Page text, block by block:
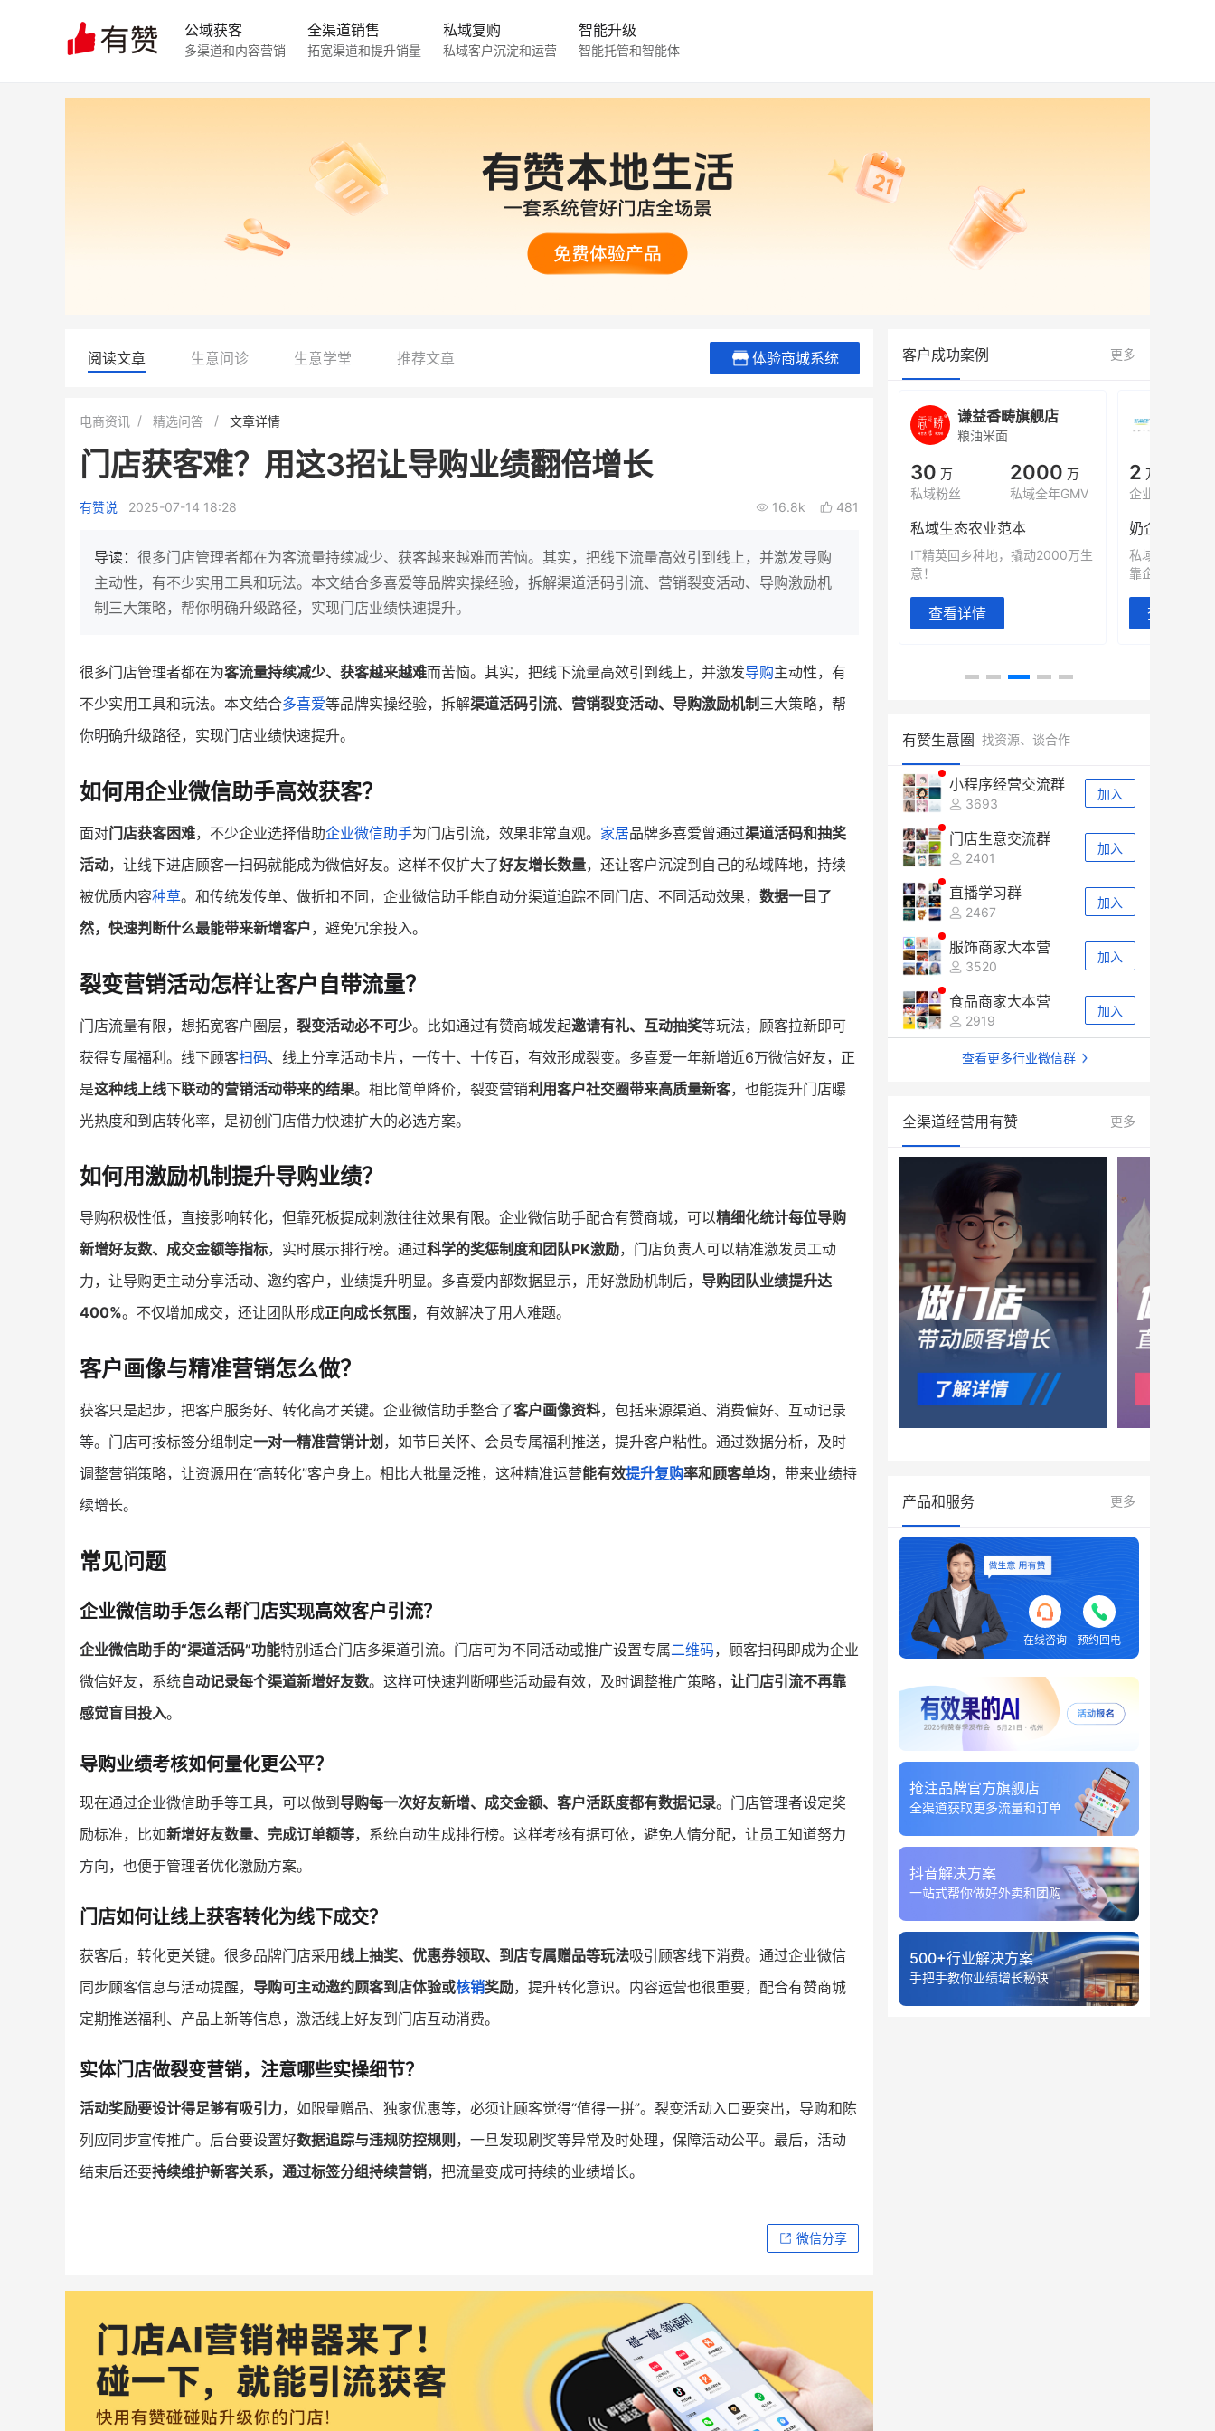
公域获客
多渠道和内容营销
全渠道销售
拓宽渠道和提升销量
私域复购
私域客户沉淀和运营
智能升级
智能托管和智能体
阅读文章 生意问诊 生意学堂 推荐文章 体验商城系统
电商资讯 精选问答 文章详情
门店获客难？用这3招让导购业绩翻倍增长
有赞说 2025-07-14 18:28 16.8k 481
导读： 很多门店管理者都在为客流量持续减少、获客越来越难而苦恼。其实，把线下流量高效引到线上，并激发导购
主动性，有不少实用工具和玩法。本文结合多喜爱等品牌实操经验，拆解渠道活码引流、营销裂变活动、导购激励机
制三大策略，帮你明确升级路径，实现门店业绩快速提升。
很多门店管理者都在为客流量持续减少、获客越来越难而苦恼。其实，把线下流量高效引到线上，并激发导购主动性，有
不少实用工具和玩法。本文结合多喜爱等品牌实操经验，拆解渠道活码引流、营销裂变活动、导购激励机制 三大策略，帮
你明确升级路径，实现门店业绩快速提升。
如何用企业微信助手高效获客？
面对门店获客困难，不少企业选择借助企业微信助手为门店引流，效果非常直观。 家居品牌多喜爱曾通过渠道活码和抽奖
活动，让线下进店顾客一扫码就能成为微信好友。这样不仅扩大了好友增长数量，还让客户沉淀到自己的私域阵地，持续
被优质内容种草。和传统发传单、做折扣不同，企业微信助手能自动分渠道追踪不同门店、不同活动效果， 数据一目了
然，快速判断什么最能带来新增客户，避免冗余投入。
裂变营销活动怎样让客户自带流量？
门店流量有限，想拓宽客户圈层， 裂变活动必不可少。比如通过有赞商城发起邀请有礼、互动抽奖等玩法，顾客拉新即可
获得专属福利。线下顾客扫码、线上分享活动卡片，一传十、十传百，有效形成裂变。多喜爱一年新增近6万微信好友，正
是这种线上线下联动的营销活动带来的结果。相比简单降价，裂变营销利用客户社交圈带来高质量新客，也能提升门店曝
光热度和到店转化率，是初创门店借力快速扩大的必选方案。
如何用激励机制提升导购业绩？
导购积极性低，直接影响转化，但靠死板提成刺激往往效果有限。企业微信助手配合有赞商城，可以精细化统计每位导购
新增好友数、成交金额等指标，实时展示排行榜。通过科学的奖惩制度和团队PK激励，门店负责人可以精准激发员工动
力，让导购更主动分享活动、邀约客户，业绩提升明显。多喜爱内部数据显示，用好激励机制后， 导购团队业绩提升达
400%。不仅增加成交，还让团队形成正向成长氛围 ，有效解决了用人难题。
客户画像与精准营销怎么做？
获客只是起步，把客户服务好、转化高才关键。企业微信助手整合了客户画像资料，包括来源渠道、消费偏好、互动记录
等。门店可按标签分组制定一对一精准营销计划 ，如节日关怀、会员专属福利推送，提升客户粘性。通过数据分析，及时
调整营销策略，让资源用在“高转化”客户身上。相比大批量泛推，这种精准运营能有效提升复购率和顾客单均，带来业绩持
续增长。
常见问题
企业微信助手怎么帮门店实现高效客户引流？
企业微信助手的“渠道活码”功能特别适合门店多渠道引流。门店可为不同活动或推广设置专属二维码，顾客扫码即成为企业
微信好友，系统自动记录每个渠道新增好友数。这样可快速判断哪些活动最有效，及时调整推广策略， 让门店引流不再靠
感觉盲目投入。
导购业绩考核如何量化更公平？
现在通过企业微信助手等工具，可以做到导购每一次好友新增、成交金额、客户活跃度都有数据记录。门店管理者设定奖
励标准，比如新增好友数量、完成订单额等，系统自动生成排行榜。这样考核有据可依，避免人情分配，让员工知道努力
方向，也便于管理者优化激励方案。
门店如何让线上获客转化为线下成交？
获客后，转化更关键。很多品牌门店采用线上抽奖、优惠券领取、到店专属赠品等玩法吸引顾客线下消费。通过企业微信
同步顾客信息与活动提醒， 导购可主动邀约顾客到店体验或核销奖励，提升转化意识。内容运营也很重要，配合有赞商城
定期推送福利、产品上新等信息，激活线上好友到门店互动消费。
实体门店做裂变营销，注意哪些实操细节？
活动奖励要设计得足够有吸引力，如限量赠品、独家优惠等，必须让顾客觉得“值得一拼”。裂变活动入口要突出，导购和陈
列应同步宣传推广。后台要设置好数据追踪与违规防控规则 ，一旦发现刷奖等异常及时处理，保障活动公平。最后，活动
结束后还要持续维护新客关系，通过标签分组持续营销，把流量变成可持续的业绩增长。
微信分享
客户成功案例 更多
白帝牛奶旗舰店
900 万
私域样本打法！新希望白帝乳业
靠企业微信实现销售额翻 8 倍！
查看详情
80% +
7900 万
三只松鼠旗下的网红婴儿辅食品
牌，22天便拿下类目第一
查看详情
母婴
有货源没流量？母婴馆如何破局
他只用7年做到平台销冠，转战私
域如何破局？
这家女装连锁如何借有赞破局新
零售？
谦益香畴旗舰店
粮油米面
30 万
私域粉丝
2000 万
私域全年GMV
私域生态农业范本
IT精英回乡种地，撬动2000万生
意！
查看详情
2 万人
奶企靠企业
私域样本打法
靠企业微信实
查看详情
有赞生意圈 找资源、谈合作
小程序经营交流群
3693
加入
门店生意交流群
2401
加入
直播学习群
2467
加入
服饰商家大本营
3520
加入
食品商家大本营
2919
加入
查看更多行业微信群
全渠道经营用有赞 更多
产品和服务 更多
在线咨询 预约回电
抢注品牌官方旗舰店
全渠道获取更多流量和订单
抖音解决方案
一站式帮你做好外卖和团购
500+行业解决方案
手把手教你业绩增长秘诀